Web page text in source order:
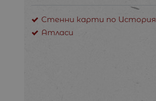
Стенни карти по История
Атласи